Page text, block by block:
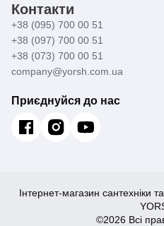
Контакти
+38 (095) 700 00 51
+38 (097) 700 00 51
+38 (073) 700 00 51
company@yorsh.com.ua
Приєднуйся до нас
Інтернет-магазин сантехніки
©2026 Всі